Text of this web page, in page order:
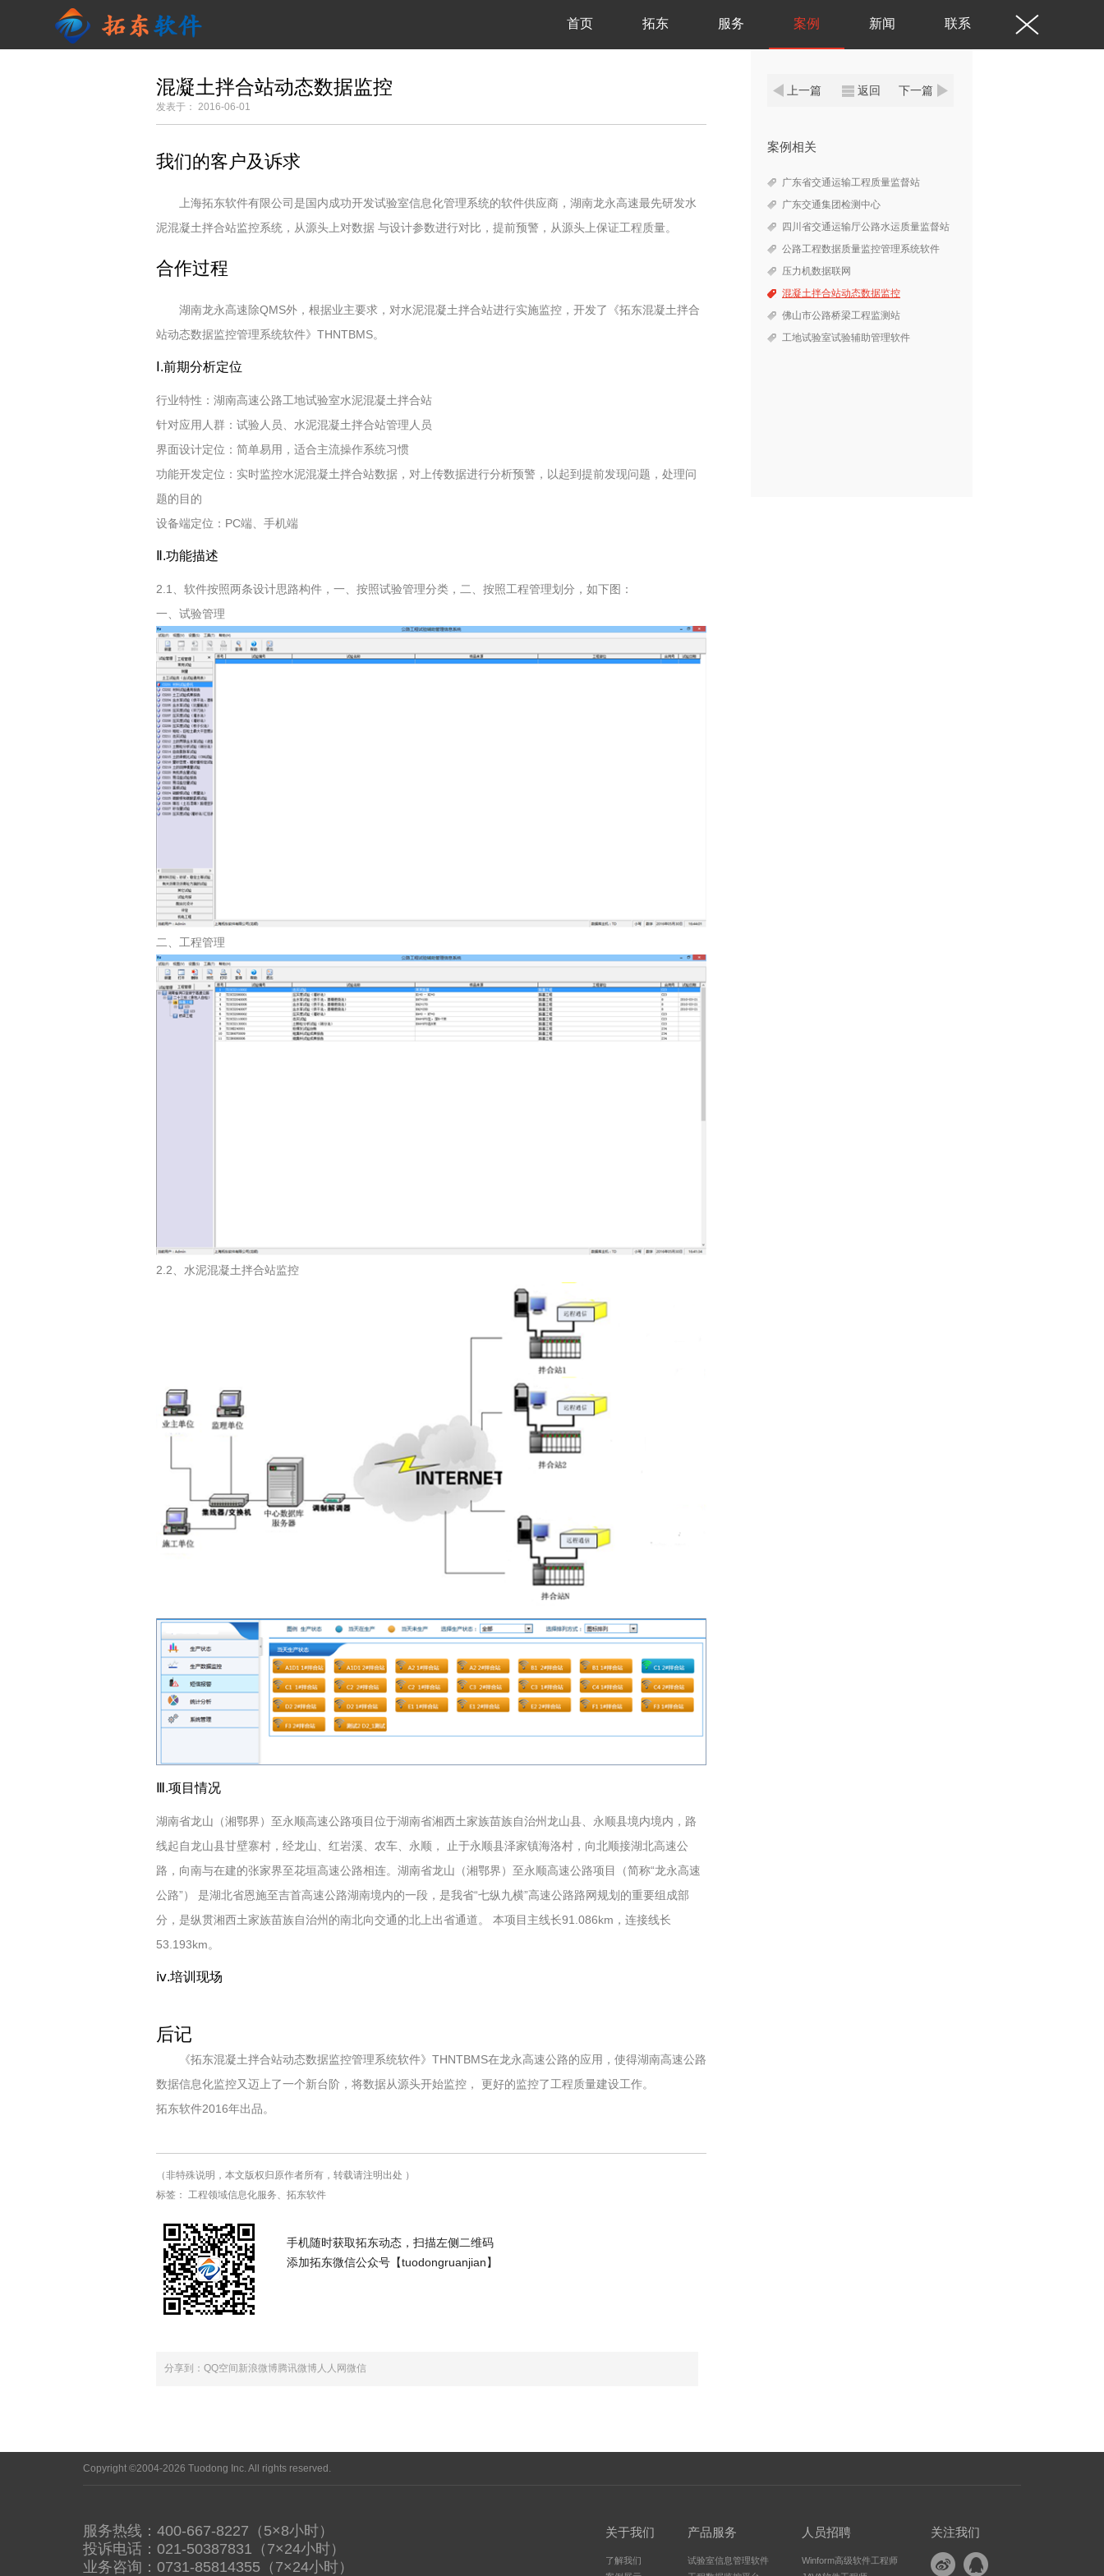
首页 拓东 服务 案例 新闻 联系
混凝土拌合站动态数据监控
发表于： 2016-06-01
我们的客户及诉求
上海拓东软件有限公司是国内成功开发试验室信息化管理系统的软件供应商，湖南龙永高速最先研发水
泥混凝土拌合站监控系统，从源头上对数据 与设计参数进行对比，提前预警，从源头上保证工程质量。
合作过程
湖南龙永高速除QMS外，根据业主要求，对水泥混凝土拌合站进行实施监控，开发了《拓东混凝土拌合
站动态数据监控管理系统软件》THNTBMS。
Ⅰ.前期分析定位
行业特性：湖南高速公路工地试验室水泥混凝土拌合站
针对应用人群：试验人员、水泥混凝土拌合站管理人员
界面设计定位：简单易用，适合主流操作系统习惯
功能开发定位：实时监控水泥混凝土拌合站数据，对上传数据进行分析预警，以起到提前发现问题，处理问
题的目的
设备端定位：PC端、手机端
Ⅱ.功能描述
2.1、软件按照两条设计思路构件，一、按照试验管理分类，二、按照工程管理划分，如下图：
一、试验管理
二、工程管理
2.2、水泥混凝土拌合站监控
Ⅲ.项目情况
湖南省龙山（湘鄂界）至永顺高速公路项目位于湖南省湘西土家族苗族自治州龙山县、永顺县境内境内，路
线起自龙山县甘壁寨村，经龙山、红岩溪、农车、永顺， 止于永顺县泽家镇海洛村，向北顺接湖北高速公
路，向南与在建的张家界至花垣高速公路相连。湖南省龙山（湘鄂界）至永顺高速公路项目（简称“龙永高速
公路”） 是湖北省恩施至吉首高速公路湖南境内的一段，是我省“七纵九横”高速公路路网规划的重要组成部
分，是纵贯湘西土家族苗族自治州的南北向交通的北上出省通道。 本项目主线长91.086km，连接线长
53.193km。
ⅳ.培训现场
后记
《拓东混凝土拌合站动态数据监控管理系统软件》THNTBMS在龙永高速公路的应用，使得湖南高速公路
数据信息化监控又迈上了一个新台阶，将数据从源头开始监控， 更好的监控了工程质量建设工作。
拓东软件2016年出品。
（非特殊说明，本文版权归原作者所有，转载请注明出处 ）
标签： 工程领域信息化服务、拓东软件
手机随时获取拓东动态，扫描左侧二维码
添加拓东微信公众号【tuodongruanjian】
分享到： QQ空间 新浪微博 腾讯微博 人人网微信
上一篇 返回 下一篇
案例相关
广东省交通运输工程质量监督站
广东交通集团检测中心
四川省交通运输厅公路水运质量监督站
公路工程数据质量监控管理系统软件
压力机数据联网
混凝土拌合站动态数据监控
佛山市公路桥梁工程监测站
工地试验室试验辅助管理软件
Copyright ©2004-2026 Tuodong Inc. All rights reserved.
服务热线：400-667-8227（5×8小时）
投诉电话：021-50387831（7×24小时）
业务咨询：0731-85814355（7×24小时）
关于我们
了解我们
产品服务
试验室信息管理软件
人员招聘
Winform高级软件工程师
关注我们